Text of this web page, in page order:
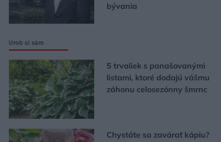
bývania
Urob si sám
5 trvaliek s panašovanými
listami, ktoré dodajú vášmu
záhonu celosezónny šmrnc
Chystáte sa zavárať kápiu?